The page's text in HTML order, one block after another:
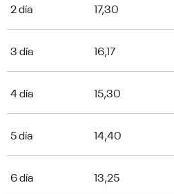
2 día
17,30
3 día
16,17
4 día
15,30
5 día
14,40
6 día
13,25